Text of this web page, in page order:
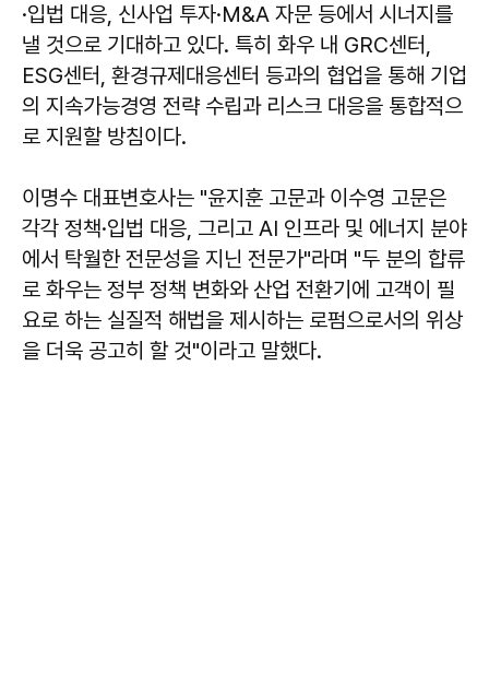
·입법 대응, 신사업 투자·M&A 자문 등에서 시너지를
낼 것으로 기대하고 있다. 특히 화우 내 GRC센터,
ESG센터, 환경규제대응센터 등과의 협업을 통해 기업
의 지속가능경영 전략 수립과 리스크 대응을 통합적으
로 지원할 방침이다.
이명수 대표변호사는 "윤지훈 고문과 이수영 고문은
각각 정책·입법 대응, 그리고 AI 인프라 및 에너지 분야
에서 탁월한 전문성을 지닌 전문가"라며 "두 분의 합류
로 화우는 정부 정책 변화와 산업 전환기에 고객이 필
요로 하는 실질적 해법을 제시하는 로펌으로서의 위상
을 더욱 공고히 할 것"이라고 말했다.